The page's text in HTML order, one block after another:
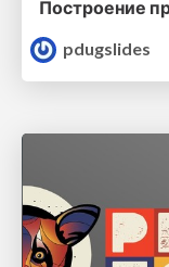
pdugslides